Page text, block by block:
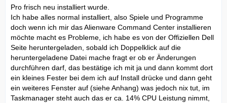
Pro frisch neu installiert wurde.
Ich habe alles normal installiert, also Spiele und Programme
doch wenn ich mir das Alienware Command Center installieren
möchte macht es Probleme, ich habe es von der Offiziellen Dell
Seite heruntergeladen, sobald ich Doppelklick auf die
heruntergeladene Datei mache fragt er ob er Änderungen
durchführen darf, das bestätige ich mit ja und dann kommt dort
ein kleines Fester bei dem ich auf Install drücke und dann geht
ein weiteres Fenster auf (siehe Anhang) was jedoch nix tut, im
Taskmanager steht auch das er ca. 14% CPU Leistung nimmt,